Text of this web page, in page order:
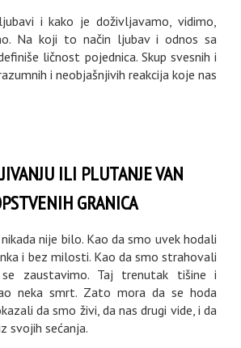
i kako je doživljavamo, vidimo,
Na koji to način ljubav i odnos sa
ličnost pojednica. Skup svesnih i
i neobjašnjivih reakcija koje nas
ILI PLUTANJE VAN
GRANICA
nije bilo. Kao da smo uvek hodali
i bez milosti. Kao da smo strahovali
zaustavimo. Taj trenutak tišine i
neka smrt. Zato mora da se hoda
da smo živi, da nas drugi vide, i da
svojih sećanja.